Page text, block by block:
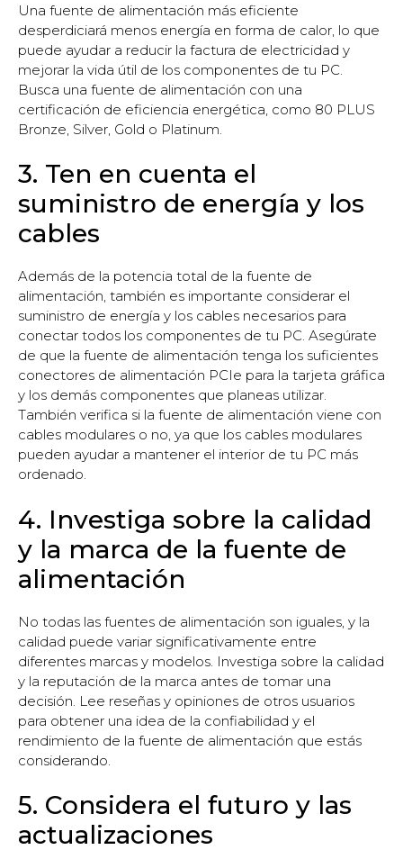
Una fuente de alimentación más eficiente
desperdiciará menos energía en forma de calor, lo que
puede ayudar a reducir la factura de electricidad y
mejorar la vida útil de los componentes de tu PC.
Busca una fuente de alimentación con una
certificación de eficiencia energética, como 80 PLUS
Bronze, Silver, Gold o Platinum.
3. Ten en cuenta el
suministro de energía y los
cables
Además de la potencia total de la fuente de
alimentación, también es importante considerar el
suministro de energía y los cables necesarios para
conectar todos los componentes de tu PC. Asegúrate
de que la fuente de alimentación tenga los suficientes
conectores de alimentación PCIe para la tarjeta gráfica
y los demás componentes que planeas utilizar.
También verifica si la fuente de alimentación viene con
cables modulares o no, ya que los cables modulares
pueden ayudar a mantener el interior de tu PC más
ordenado.
4. Investiga sobre la calidad
y la marca de la fuente de
alimentación
No todas las fuentes de alimentación son iguales, y la
calidad puede variar significativamente entre
diferentes marcas y modelos. Investiga sobre la calidad
y la reputación de la marca antes de tomar una
decisión. Lee reseñas y opiniones de otros usuarios
para obtener una idea de la confiabilidad y el
rendimiento de la fuente de alimentación que estás
considerando.
5. Considera el futuro y las
actualizaciones